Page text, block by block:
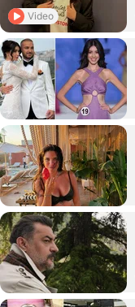
Video